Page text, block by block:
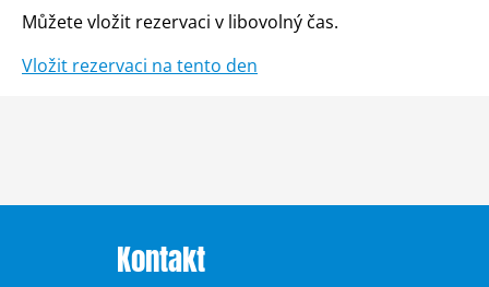
Můžete vložit rezervaci v libovolný čas.
Vložit rezervaci na tento den
Kontakt